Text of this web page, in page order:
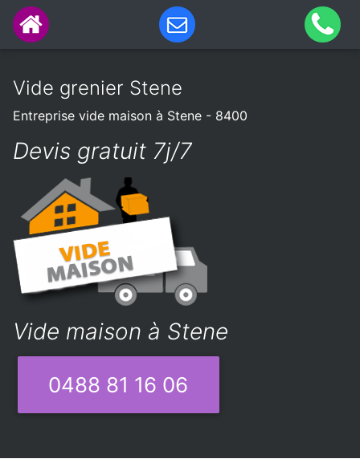
Vide grenier Stene
Entreprise vide maison à Stene - 8400
Devis gratuit 7j/7
Vide maison à Stene
0488 81 16 06